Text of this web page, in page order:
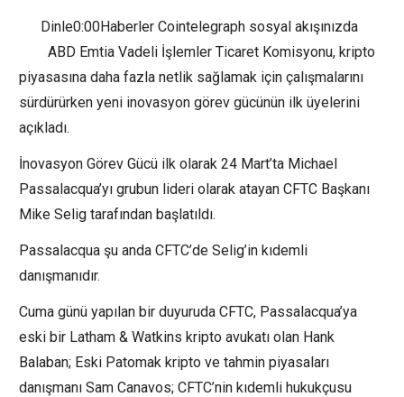
Dinle0:00Haberler Cointelegraph sosyal akışınızda
ABD Emtia Vadeli İşlemler Ticaret Komisyonu, kripto
piyasasına daha fazla netlik sağlamak için çalışmalarını
sürdürürken yeni inovasyon görev gücünün ilk üyelerini
açıkladı.
İnovasyon Görev Gücü ilk olarak 24 Mart’ta Michael
Passalacqua’yı grubun lideri olarak atayan CFTC Başkanı
Mike Selig tarafından başlatıldı.
Passalacqua şu anda CFTC’de Selig’in kıdemli
danışmanıdır.
Cuma günü yapılan bir duyuruda CFTC, Passalacqua’ya
eski bir Latham & Watkins kripto avukatı olan Hank
Balaban; Eski Patomak kripto ve tahmin piyasaları
danışmanı Sam Canavos; CFTC’nin kıdemli hukukçusu